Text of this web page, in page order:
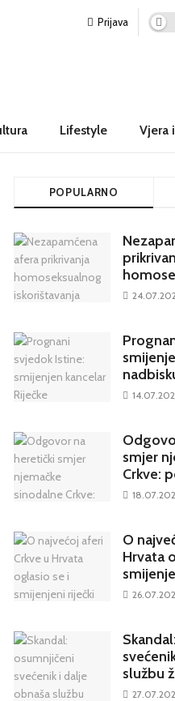
Prijava
Lifestyle Vjera
POPULARNO
smjer
Crkve:
O
Hrvata
kultura
službu